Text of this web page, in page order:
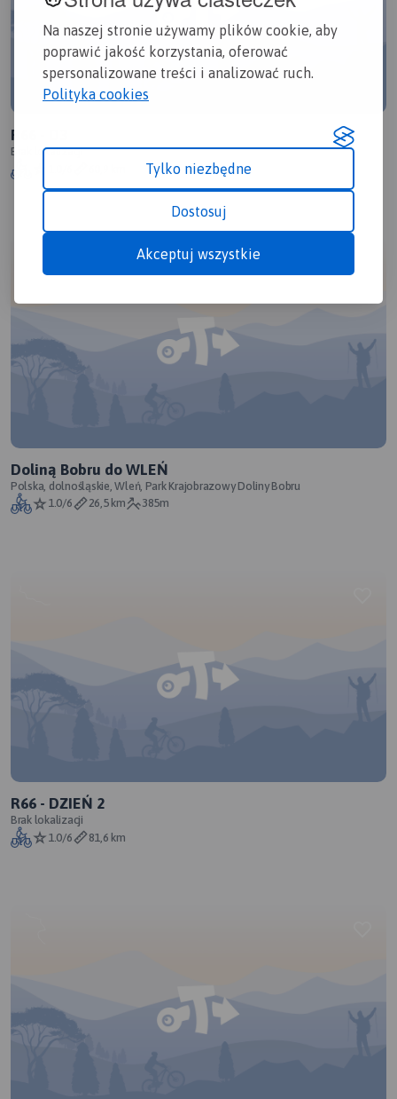
Na naszej stronie używamy plików cookie, aby
poprawić jakość korzystania, oferować
spersonalizowane treści i analizować ruch.
Polityka cookies
Tylko niezbędne
Dostosuj
Akceptuj wszystkie
R66 - D3
Brak lokalizacji
Doliną Bobru do WLEŃ
Polska, dolnośląskie, Wleń, Park Krajobrazowy Doliny Bobru
1.0/6
26,5 km 385m
R66 - DZIEŃ 2
Brak lokalizacji
1.0/6
81,6 km